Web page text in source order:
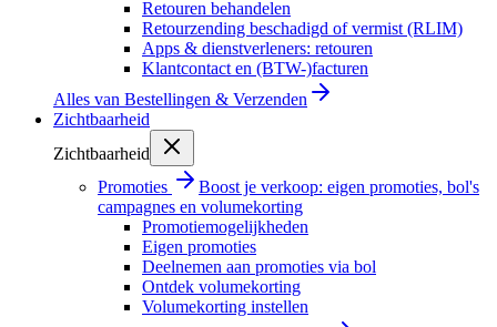
Retouren behandelen
Retourzending beschadigd of vermist (RLIM)
Apps & dienstverleners: retouren
Klantcontact en (BTW-)facturen
Alles van Bestellingen & Verzenden
Zichtbaarheid
Zichtbaarheid
Promoties
Boost je verkoop: eigen promoties, bol's
campagnes en volumekorting
Promotiemogelijkheden
Eigen promoties
Deelnemen aan promoties via bol
Ontdek volumekorting
Volumekorting instellen